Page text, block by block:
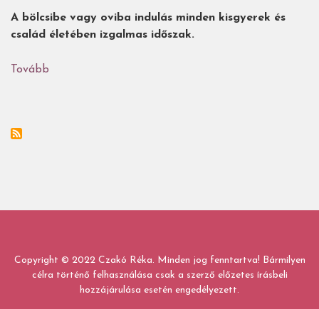
A bölcsibe vagy oviba indulás minden kisgyerek és
család életében izgalmas időszak.
Tovább
Copyright © 2022 Czakó Réka. Minden jog fenntartva! Bármilyen
célra történő felhasználása csak a szerző előzetes írásbeli
hozzájárulása esetén engedélyezett.